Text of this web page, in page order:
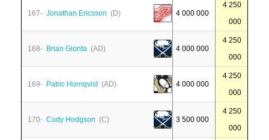
167- Jonathan Ericsson (D) 4 000 000
4 250
000
168- Brian Gionta (AD) 4 000 000
4 250
000
169- Patric Hornqvist(AD) 4 000 000
4 250
000
170- Cody Hodgson (C) 3 500 000
4 250
000